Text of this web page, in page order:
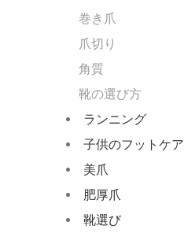
巻き爪
爪切り
角質
靴の選び方
ランニング
子供のフットケア
美爪
肥厚爪
靴選び